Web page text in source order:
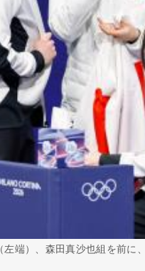
端）、森田真沙也組を前に